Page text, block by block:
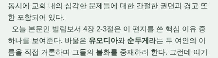
동시에 교회 내의 심각한 문제들에 대한 간절한 권면과 경고 또
한 포함되어 있다.
오늘 본문인 빌립보서 4장 2-3절은 이 편지를 쓴 핵심 이유 중
하나를 보여준다. 바울은 유오디아와 순두게라는 두 여인의 이
름을 직접 거론하며 그들의 불화를 중재하려 한다. 그런데 여기